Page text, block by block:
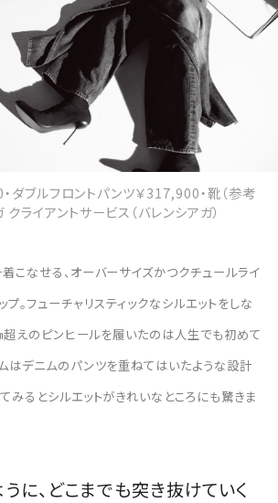
ダブルフロントパンツ￥317,900・靴（参考
ライアントサービス（バレンシアガ）
こなせる、オーバーサイズかつクチュールライ
。フューチャリスティックなシルエットをしな
超えのピンヒールを履いたのは人生でも初めて
はデニムのパンツを重ねてはいたような設計
みるとシルエットがきれいなところにも驚きま
に、どこまでも突き抜けていく